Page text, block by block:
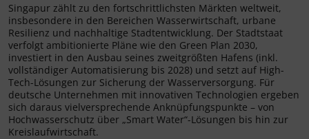
Singapur zählt zu den fortschrittlichsten Märkten weltweit,
insbesondere in den Bereichen Wasserwirtschaft, urbane
Resilienz und nachhaltige Stadtentwicklung. Der Stadtstaat
verfolgt ambitionierte Pläne wie den Green Plan 2030,
investiert in den Ausbau seines zweitgrößten Hafens (inkl.
vollständiger Automatisierung bis 2028) und setzt auf High-
Tech-Lösungen zur Sicherung der Wasserversorgung. Für
deutsche Unternehmen mit innovativen Technologien ergeben
sich daraus vielversprechende Anknüpfungspunkte – von
Hochwasserschutz über „Smart Water“-Lösungen bis hin zur
Kreislaufwirtschaft.